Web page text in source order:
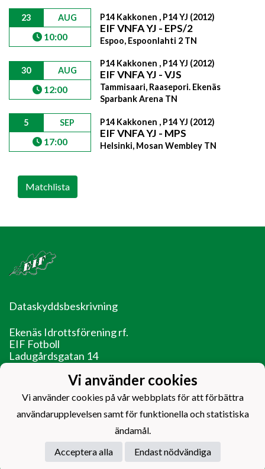
23 AUG
10:00
P14 Kakkonen , P14 YJ (2012)
EIF VNFA YJ - EPS/2
Espoo, Espoonlahti 2 TN
30 AUG
12:00
P14 Kakkonen , P14 YJ (2012)
EIF VNFA YJ - VJS
Tammisaari, Raasepori. Ekenäs
Sparbank Arena TN
5 SEP
17:00
P14 Kakkonen , P14 YJ (2012)
EIF VNFA YJ - MPS
Helsinki, Mosan Wembley TN
Matchlista
Dataskyddsbeskrivning
Ekenäs Idrottsförening rf.
EIF Fotboll
Ladugårdsgatan 14
EIF - Laget före jaget!
Powered by
Vi använder cookies
Vi använder cookies på vår webbplats för att förbättra
användarupplevelsen samt för funktionella och statistiska
ändamål.
Acceptera alla
Endast nödvändiga